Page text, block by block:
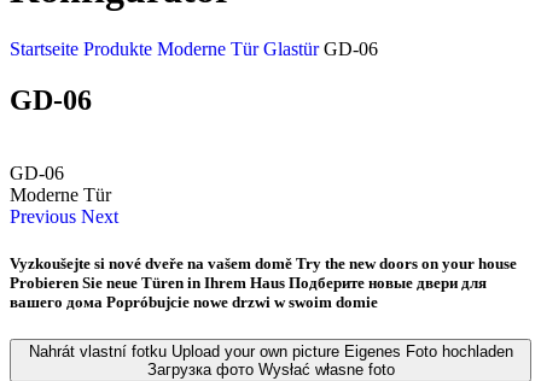
Startseite Produkte Moderne TürGlastürGD-06
GD-06
GD-06
Moderne Tür
Previous Next
Vyzkoušejte si nové dveře na vašem domě Try the new doors on your house
Probieren Sie neue Türen in Ihrem Haus Подберите новые двери для
вашего дома Popróbujcie nowe drzwi w swoim domie
Nahrát vlastní fotku Upload your own picture Eigenes Foto hochladen
Загрузка фото Wysłać własne foto